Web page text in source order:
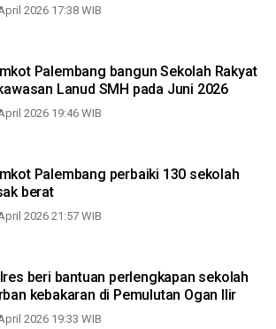
2026 17:38 WIB
Palembang bangun Sekolah Rakyat
Lanud SMH pada Juni 2026
2026 19:46 WIB
Palembang perbaiki 130 sekolah
berat
2026 21:57 WIB
beri bantuan perlengkapan sekolah
kebakaran di Pemulutan Ogan Ilir
2026 19:33 WIB